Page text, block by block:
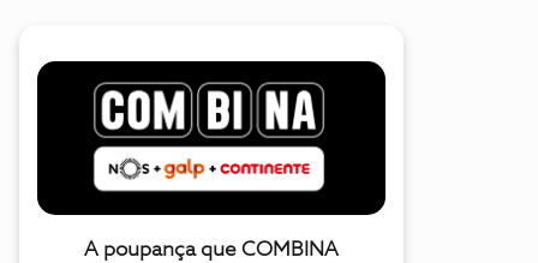
A poupança que COMBINA